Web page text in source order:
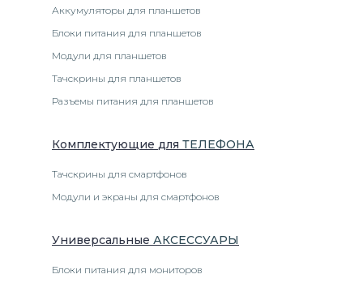
Аккумуляторы для планшетов
Блоки питания для планшетов
Модули для планшетов
Тачскрины для планшетов
Разъемы питания для планшетов
Комплектующие для ТЕЛЕФОНА
Тачскрины для смартфонов
Модули и экраны для смартфонов
Универсальные АКСЕССУАРЫ
Блоки питания для мониторов